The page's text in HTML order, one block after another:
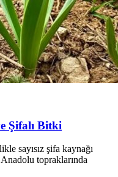
Şifalı Bitki
sayısız şifa kaynağı
topraklarında